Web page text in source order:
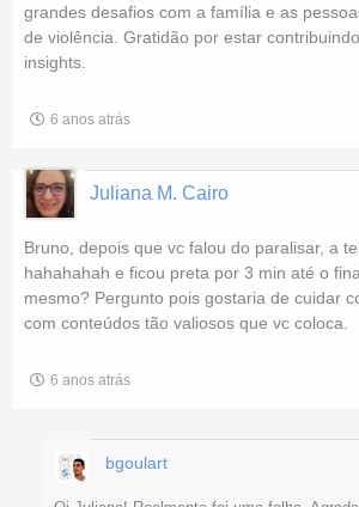
grandes desafios com a família e as
de violência. Gratidão por estar
insights.
6 anos atrás
Juliana M. Cairo
Bruno, depois que vc falou do paralisar, a
hahahahah e ficou preta por 3 min até o
mesmo? Pergunto pois gostaria de cuidar
com conteúdos tão valiosos que vc coloca.
6 anos atrás
bgoulart